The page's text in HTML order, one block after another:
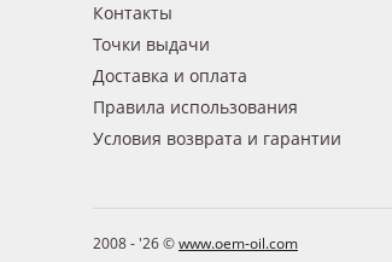
Контакты
Точки выдачи
Доставка и оплата
Правила использования
Условия возврата и гарантии
2008 - '26 ©www.oem-oil.com